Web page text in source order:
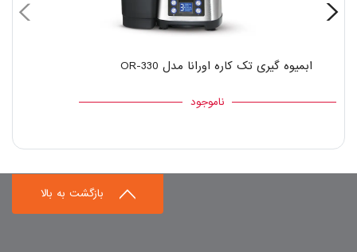
ابمیوه گیری تک کاره اورانا مدل OR-330
ناموجود
بازگشت به بالا